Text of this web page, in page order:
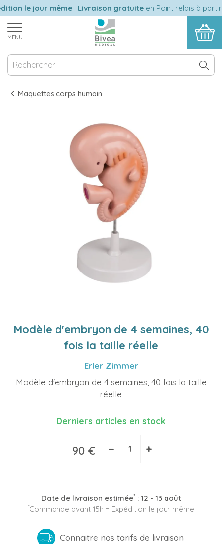
le jour même|Livraison gratuiteen Point relais à partir
MENU
Maquettes corps humain
Modèle d'embryon de 4 semaines, 40
fois la taille réelle
Erler Zimmer
Modèle d'embryon de 4 semaines, 40 fois la taille
réelle
Derniers articles en stock
90 € − +
Date de livraison estimée*: 12 - 13 août
*Commande avant 15h = Expédition le jour même
Connaitre nos tarifs de livraison